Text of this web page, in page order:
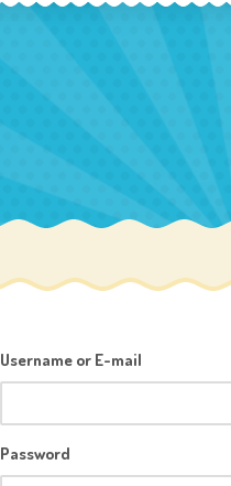
Username or E-mail
Password